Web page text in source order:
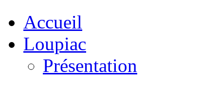
Accueil
Loupiac
Présentation